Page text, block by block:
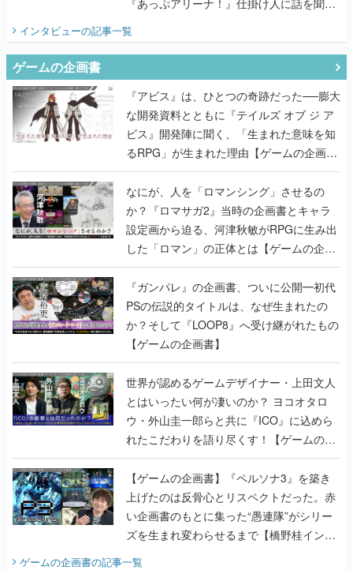
『あっぷアリーナ！』仕掛け人に話を聞い
てみた
インタビューの記事一覧
ゲームの企画書
『アビス』は、ひとつの奇跡だった──膨大
な開発資料とともに『テイルズ オブ ジ ア
ビス』開発陣に聞く、「生まれた意味を知
るRPG」が生まれた理由【ゲームの企画
書】
なにが、人を「ロマンシング」させるの
か？『ロマサガ2』当時の企画書とキャラ
設定画から迫る、河津秋敏がRPGに生み出
した「ロマン」の正体とは【ゲームの企画
書】
『ガンパレ』の企画書、ついに公開━初代
PSの伝説的タイトルは、なぜ生まれたの
か？そして『LOOP8』へ受け継がれたもの
【ゲームの企画書】
世界が認めるゲームデザイナー・上田文人
とはいったい何が凄いのか？ ヨコオタロ
ウ・外山圭一郎らと共に『ICO』に込めら
れたこだわりを語り尽くす！【ゲームの企
画書】
【ゲームの企画書】『ペルソナ3』を築き
上げたのは反骨心とリスペクトだった。赤
い企画書のもとに集った“愚連隊”がシリー
ズを生まれ変わらせるまで【橋野桂インタ
ビュー】
ゲームの企画書の記事一覧